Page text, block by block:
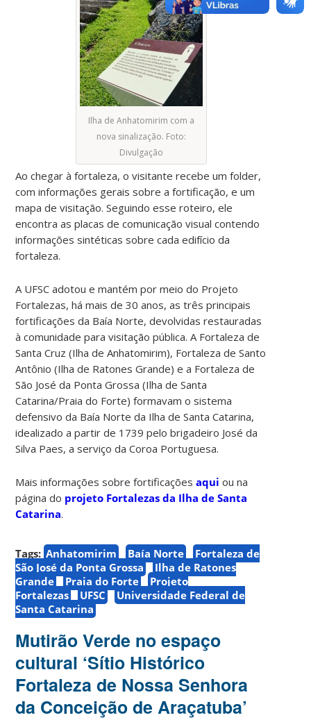
Ilha de Anhatomirim com a
nova sinalização. Foto:
Divulgação
Ao chegar à fortaleza, o visitante recebe um folder,
com informações gerais sobre a fortificação, e um
mapa de visitação. Seguindo esse roteiro, ele
encontra as placas de comunicação visual contendo
informações sintéticas sobre cada edifício da
fortaleza.
A UFSC adotou e mantém por meio do Projeto
Fortalezas, há mais de 30 anos, as três principais
fortificações da Baía Norte, devolvidas restauradas
à comunidade para visitação pública. A Fortaleza de
Santa Cruz (Ilha de Anhatomirim), Fortaleza de Santo
Antônio (Ilha de Ratones Grande) e a Fortaleza de
São José da Ponta Grossa (Ilha de Santa
Catarina/Praia do Forte) formavam o sistema
defensivo da Baía Norte da Ilha de Santa Catarina,
idealizado a partir de 1739 pelo brigadeiro José da
Silva Paes, a serviço da Coroa Portuguesa.
Mais informações sobre fortificaçõesaqui ou na
página do projeto Fortalezas da Ilha de Santa
Catarina.
Tags: Anhatomirim Baía Norte
Fortaleza de
São José da Ponta Grossa
Ilha de Ratones
Grande
Praia do Forte
Projeto
Fortalezas
UFSC
Universidade Federal de
Santa Catarina
Mutirão Verde no espaço
cultural ‘Sítio Histórico
Fortaleza de Nossa Senhora
da Conceição de Araçatuba’